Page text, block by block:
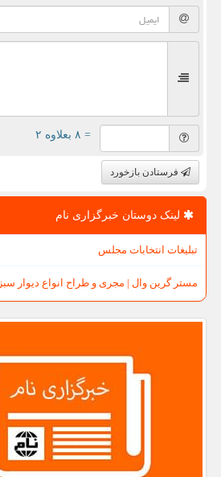
= ۸ بعلاوه ۲
فرستادن بازخورد
لینک دوستان خبرگزاری نام
تبلیغات انتخابات مجلس
مستر گرین وال | مجری و طراح انواع دیوار سبز